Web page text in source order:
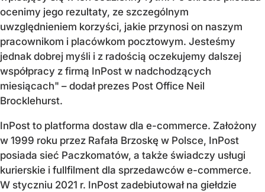
ocenimy jego rezultaty, ze szczególnym
uwzględnieniem korzyści, jakie przynosi on naszym
pracownikom i placówkom pocztowym. Jesteśmy
jednak dobrej myśli i z radością oczekujemy dalszej
współpracy z firmą InPost w nadchodzących
miesiącach" – dodał prezes Post Office Neil
Brocklehurst.
InPost to platforma dostaw dla e-commerce. Założony
w 1999 roku przez Rafała Brzoskę w Polsce, InPost
posiada sieć Paczkomatów, a także świadczy usługi
kurierskie i fullfilment dla sprzedawców e-commerce.
W styczniu 2021 r. InPost zadebiutował na giełdzie